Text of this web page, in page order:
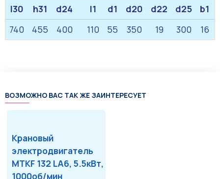
l30 h31 d24 l1 d1 d20 d22 d25 b1
740
455 400 110 55 350 19 300 16
ВОЗМОЖНО ВАС ТАК ЖЕ ЗАИНТЕРЕСУЕТ
Крановый
электродвигатель
MTKF 132 LA6, 5.5кВт,
1000об/мин